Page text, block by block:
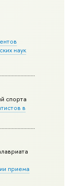
наук
спорта
в
приема